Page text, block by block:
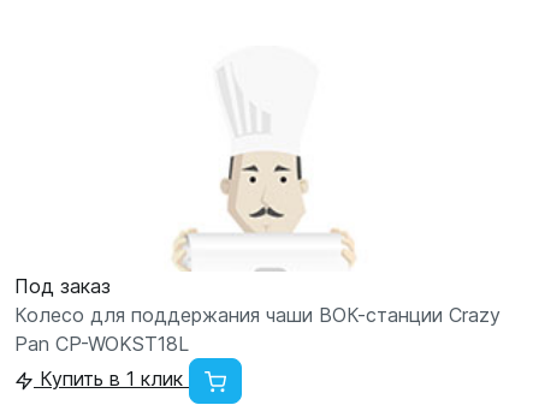
Под заказ
Колесо для поддержания чаши ВОК-станции Crazy
Pan CP-WOKST18L
Купить в 1 клик